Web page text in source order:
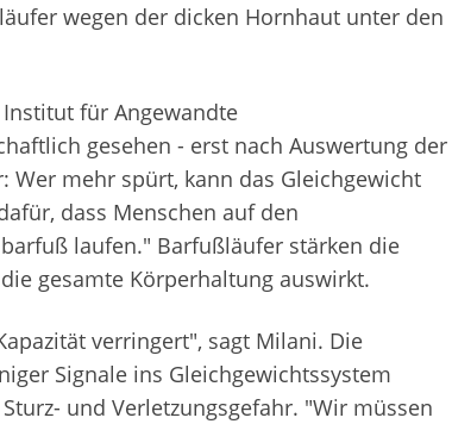
wegen der dicken Hornhaut unter den
für Angewandte
gesehen - erst nach Auswertung der
mehr spürt, kann das Gleichgewicht
dass Menschen auf den
laufen." Barfußläufer stärken die
gesamte Körperhaltung auswirkt.
verringert", sagt Milani. Die
Signale ins Gleichgewichtssystem
und Verletzungsgefahr. "Wir müssen